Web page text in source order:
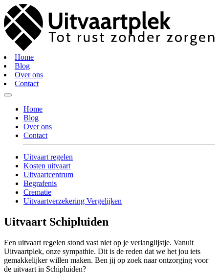
Home
Blog
Over ons
Contact
Home
Blog
Over ons
Contact
Uitvaart regelen
Kosten uitvaart
Uitvaartcentrum
Begrafenis
Crematie
Uitvaartverzekering Vergelijken
Uitvaart Schipluiden
Een uitvaart regelen stond vast niet op je verlanglijstje. Vanuit
Uitvaartplek, onze sympathie. Dit is de reden dat we het jou iets
gemakkelijker willen maken. Ben jij op zoek naar ontzorging voor
de uitvaart in Schipluiden?